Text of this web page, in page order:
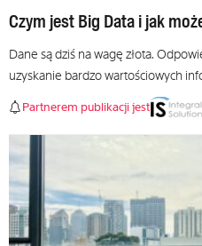
Czym jest Big Data i jak
Dane są dziś na wagę złota.
uzyskanie bardzo wartościowych
Partnerem publikacji jest